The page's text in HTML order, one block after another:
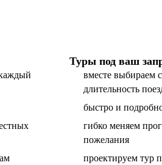
Туры под ваш
вместе выбираем
длительность
быстро и
гибко меняем
пожелания
проектируем тур